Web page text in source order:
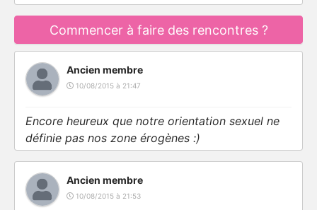
Commencer à faire des rencontres ?
Ancien membre
10/08/2015 à 21:47
Encore heureux que notre orientation sexuel ne
définie pas nos zone érogènes :)
Ancien membre
10/08/2015 à 21:53